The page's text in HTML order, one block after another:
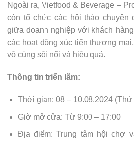
Ngoài ra, Vietfood & Beverage –
còn tổ chức các hội thảo chuyên
giữa doanh nghiệp với khách
các hoạt động xúc tiến thương
vô cùng sôi nổi và hiệu quả.
Thông tin triển lãm:
Thời gian: 08 – 10.08.2024
Giờ mở cửa: Từ 9:00 – 17:00
Địa điểm: Trung tâm hội chợ